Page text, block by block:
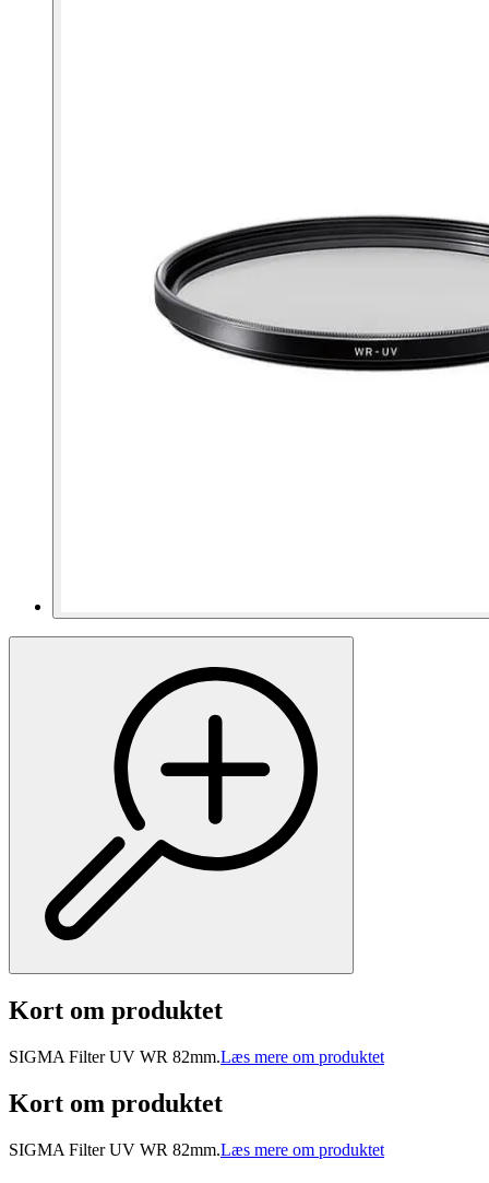
Kort om produktet
SIGMA Filter UV WR 82mm.Læs mere om produktet
Kort om produktet
SIGMA Filter UV WR 82mm.Læs mere om produktet